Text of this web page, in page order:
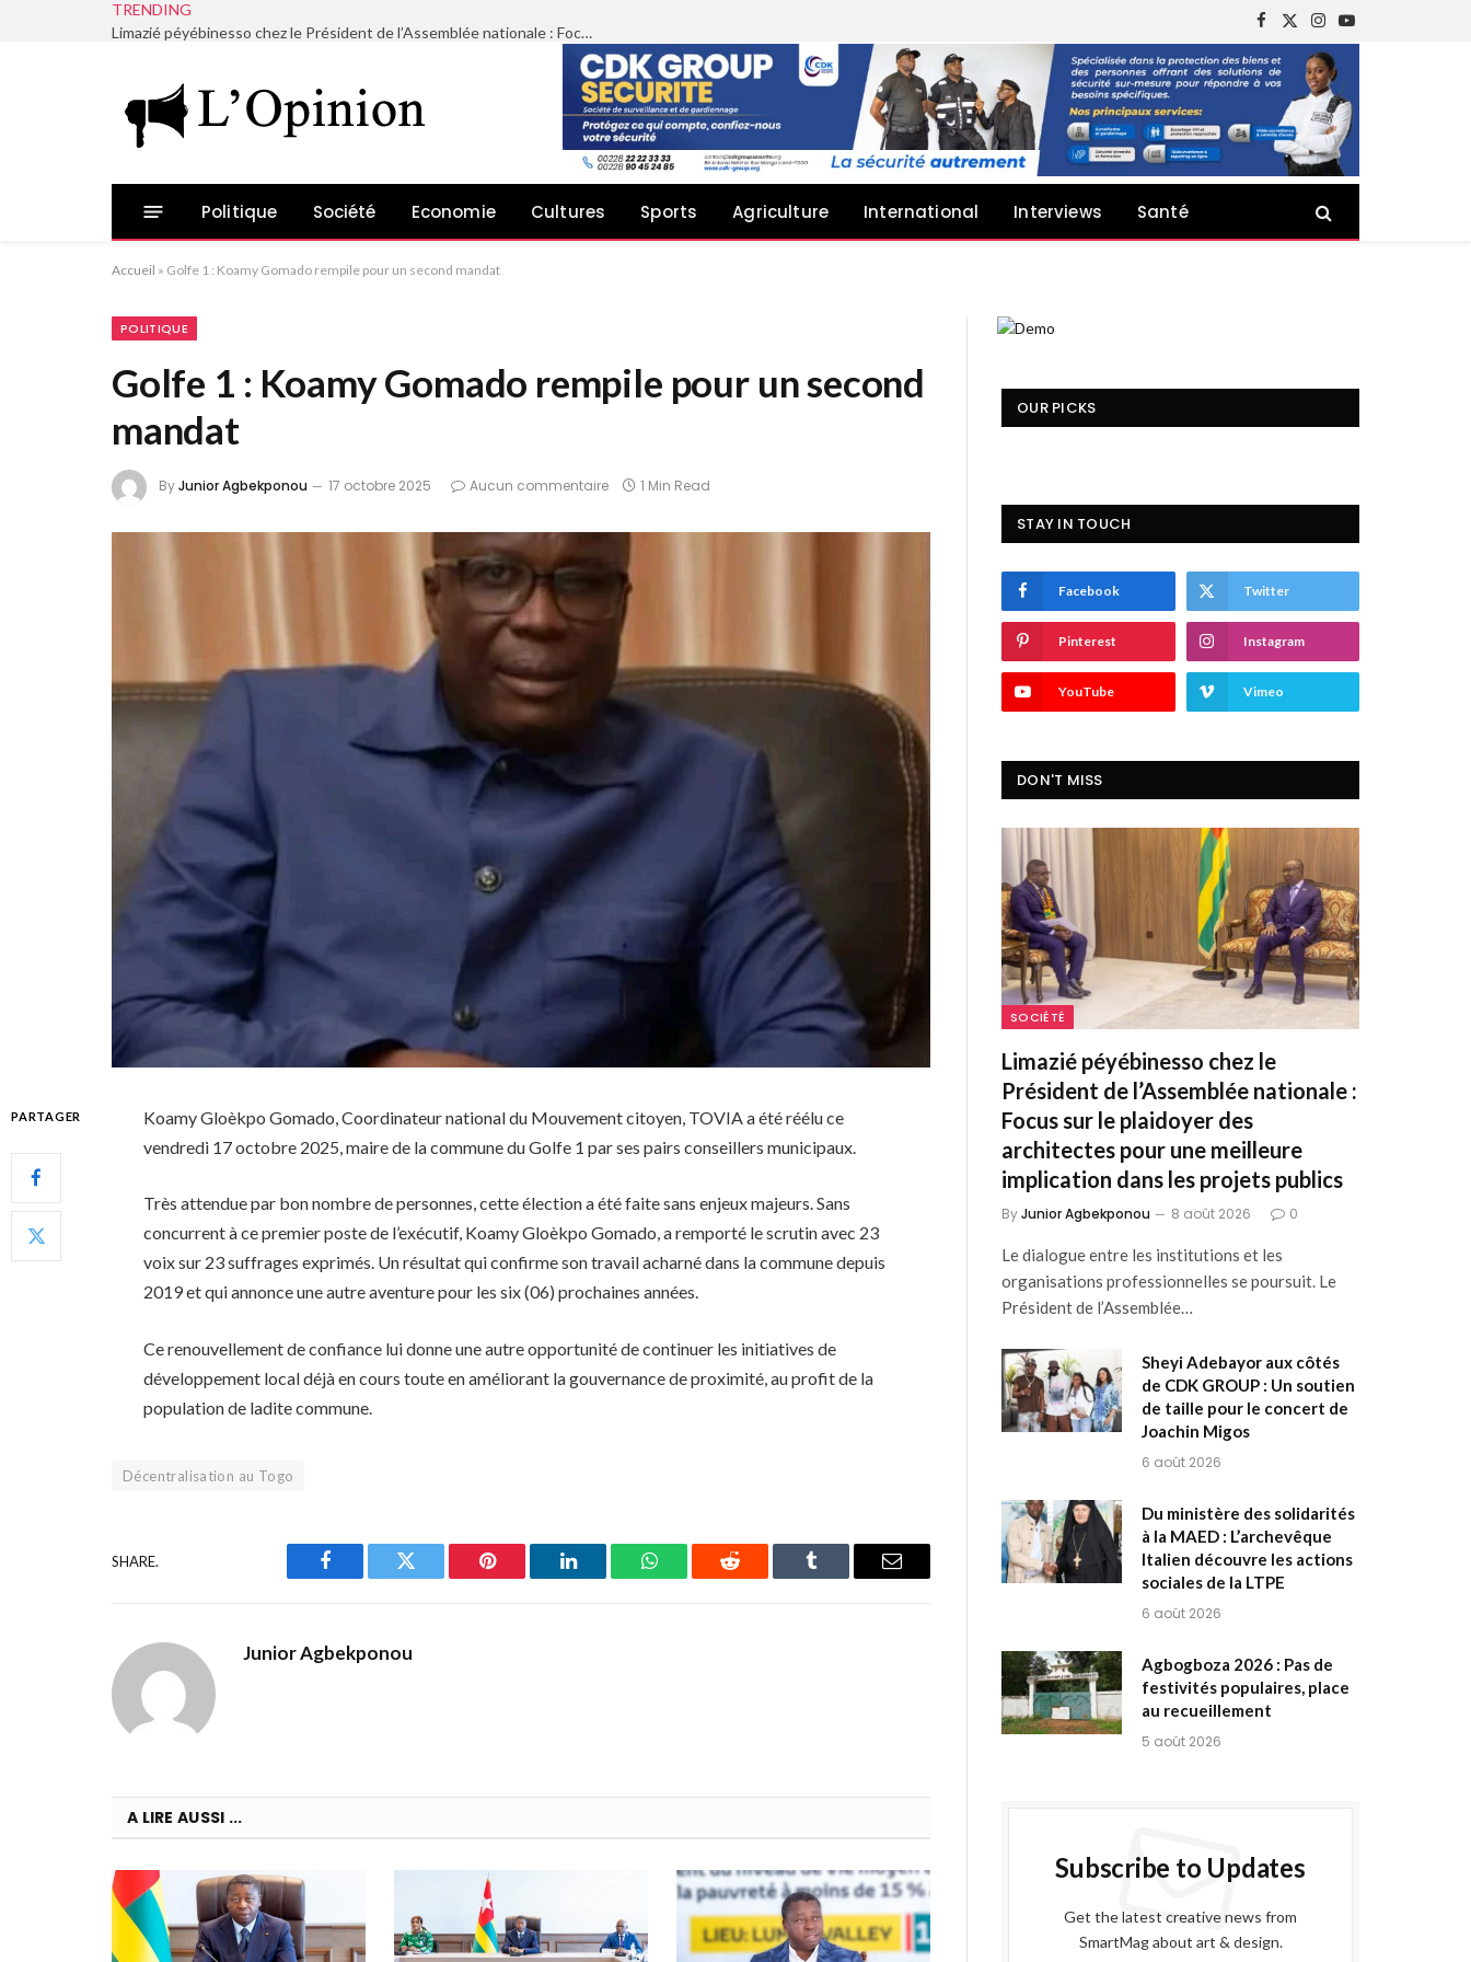
TRENDING
Limazié péyébinesso chez le Président de l’Assemblée nationale : Focus sur le plaidoyer des architectes pour une meilleure implication dans les projets publics
Facebook
X
(Twitter)
Instagram
YouTube
Politique Société Economie Cultures Sports Agriculture International Interviews Santé
Accueil » Golfe 1 : Koamy Gomado rempile pour un second mandat
POLITIQUE
Golfe 1 : Koamy Gomado rempile pour un second
mandat
ByJunior Agbekponou 17 octobre 2025 Aucun commentaire 1 Min Read
PARTAGER
Koamy Gloèkpo Gomado, Coordinateur national du Mouvement citoyen, TOVIA a été réélu ce
vendredi 17 octobre 2025, maire de la commune du Golfe 1 par ses pairs conseillers municipaux.
Très attendue par bon nombre de personnes, cette élection a été faite sans enjeux majeurs. Sans
concurrent à ce premier poste de l’exécutif, Koamy Gloèkpo Gomado, a remporté le scrutin avec 23
voix sur 23 suffrages exprimés. Un résultat qui confirme son travail acharné dans la commune depuis
2019 et qui annonce une autre aventure pour les six (06) prochaines années.
Ce renouvellement de confiance lui donne une autre opportunité de continuer les initiatives de
développement local déjà en cours toute en améliorant la gouvernance de proximité, au profit de la
population de ladite commune.
Décentralisation au Togo
SHARE.
Facebook Twitter Pinterest LinkedIn WhatsAppReddit Tumblr Email
Junior Agbekponou
A LIRE AUSSI ...
OUR PICKS
STAY IN TOUCH
Facebook Twitter
Pinterest Instagram
YouTube Vimeo
DON'T MISS
SOCIÉTÉ
Limazié péyébinesso chez le
Président de l’Assemblée nationale :
Focus sur le plaidoyer des
architectes pour une meilleure
implication dans les projets publics
ByJunior Agbekponou 8 août 2026 0
Le dialogue entre les institutions et les
organisations professionnelles se poursuit. Le
Président de l’Assemblée…
Sheyi Adebayor aux côtés
de CDK GROUP : Un soutien
de taille pour le concert de
Joachin Migos
6 août 2026
Du ministère des solidarités
à la MAED : L’archevêque
Italien découvre les actions
sociales de la LTPE
6 août 2026
Agbogboza 2026 : Pas de
festivités populaires, place
au recueillement
5 août 2026
Subscribe to Updates
Get the latest creative news from
SmartMag about art & design.